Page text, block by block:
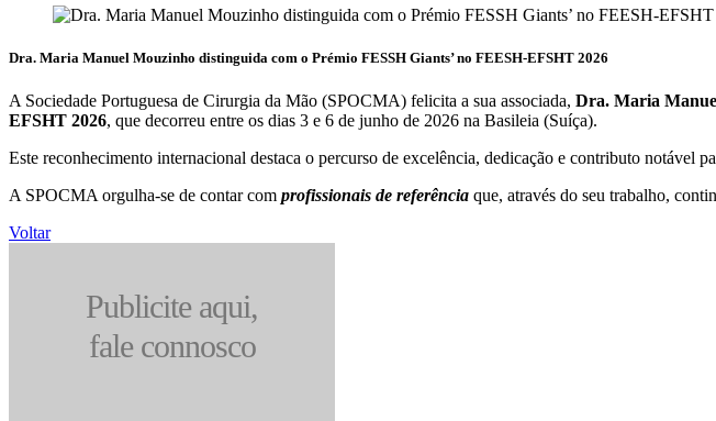
Dra. Maria Manuel Mouzinho distinguida com o Prémio FESSH Giants’ no FEESH-EFSHT 2026
A Sociedade Portuguesa de Cirurgia da Mão (SPOCMA) felicita a sua associada, Dra. Maria
EFSHT 2026, que decorreu entre os dias 3 e 6 de junho de 2026 na Basileia (Suíça).
Este reconhecimento internacional destaca o percurso de excelência, dedicação e contributo
A SPOCMA orgulha-se de contar com profissionais de referência que, através do seu trabalho,
Voltar
Publicite aqui,
fale connosco